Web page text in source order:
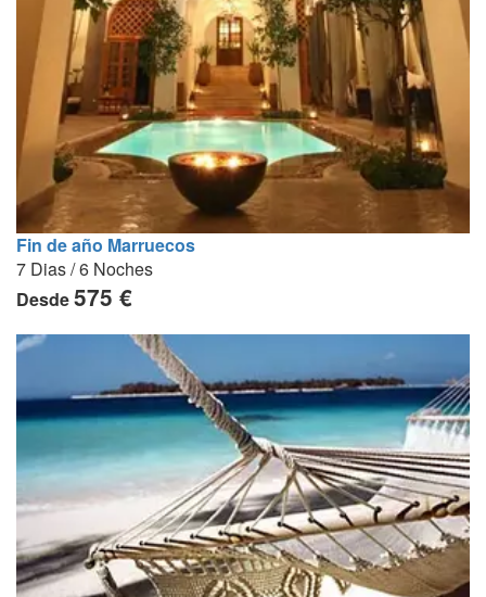
Fin de año Marruecos
7 Dias / 6 Noches
Desde575 €